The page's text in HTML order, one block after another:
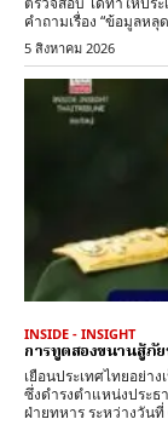
คำถามเรื่อง “ข้อมูลหลุ
5 สิงหาคม 2026
INSIDE - INSIGHT
การทูตสองขนานสู้ภั
เยือนประเทศไทยอย่า
ซึ่งดำรงตำแหน่งประธ
ฝ่ายทหาร ระหว่างวัน